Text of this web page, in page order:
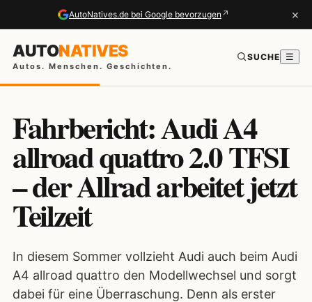
AutoNatives.de bei Google bevorzugen ↗ ×
AUTONATIVES
Autos. Menschen. Geschichten.
SUCHE ☰
Fahrbericht: Audi A4
allroad quattro 2.0 TFSI
– der Allrad arbeitet jetzt
Teilzeit
In diesem Sommer vollzieht Audi auch beim Audi
A4 allroad quattro den Modellwechsel und sorgt
dabei für eine Überraschung. Denn als erster